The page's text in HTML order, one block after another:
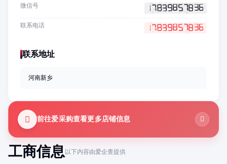
工商信息以下内容由爱企查提供
微信号
联系电话
联系地址
河南新乡
前往爱采购查看更多店铺信息